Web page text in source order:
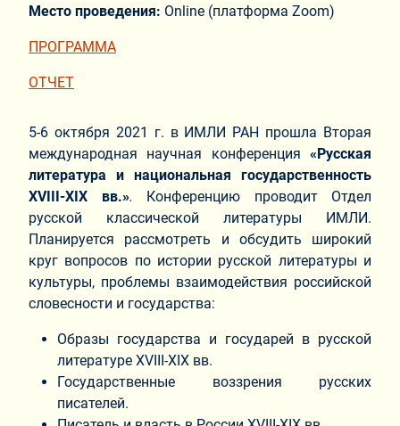
Место проведения: Online (платформа Zoom)
ПРОГРАММА
ОТЧЕТ
5-6 октября 2021 г. в ИМЛИ РАН прошла Вторая
международная научная конференция «Русская
литература и национальная государственность
XVIII -XIX вв.».
Конференцию проводит Отдел
русской классической литературы ИМЛИ.
Планируется рассмотреть и обсудить широкий
круг вопросов по истории русской литературы и
культуры, проблемы взаимодействия российской
словесности и государства:
Образы государства и государей в русской
литературе XVIII-XIX вв.
Государственные воззрения русских
писателей.